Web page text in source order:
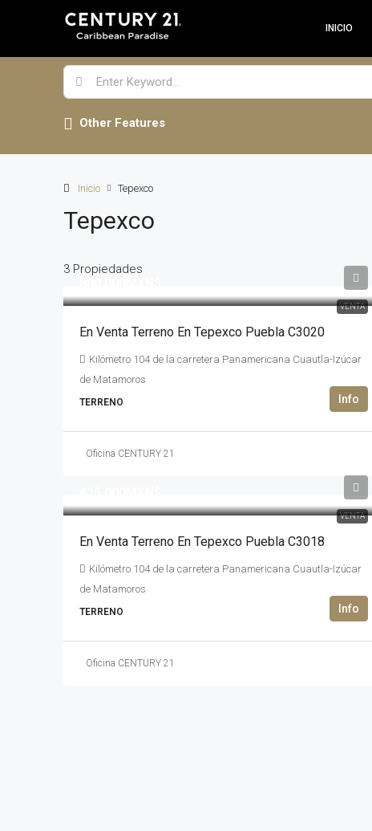
INICIO
Other Features
Inicio Tepexco
Tepexco
3 Propiedades
VENTA
En Venta Terreno En Tepexco Puebla C3020
Kilómetro 104 de la carretera Panamericana Cuautla-Izúcar
de Matamoros
TERRENO
Oficina CENTURY 21
VENTA
En Venta Terreno En Tepexco Puebla C3018
Kilómetro 104 de la carretera Panamericana Cuautla-Izúcar
de Matamoros
TERRENO
Oficina CENTURY 21